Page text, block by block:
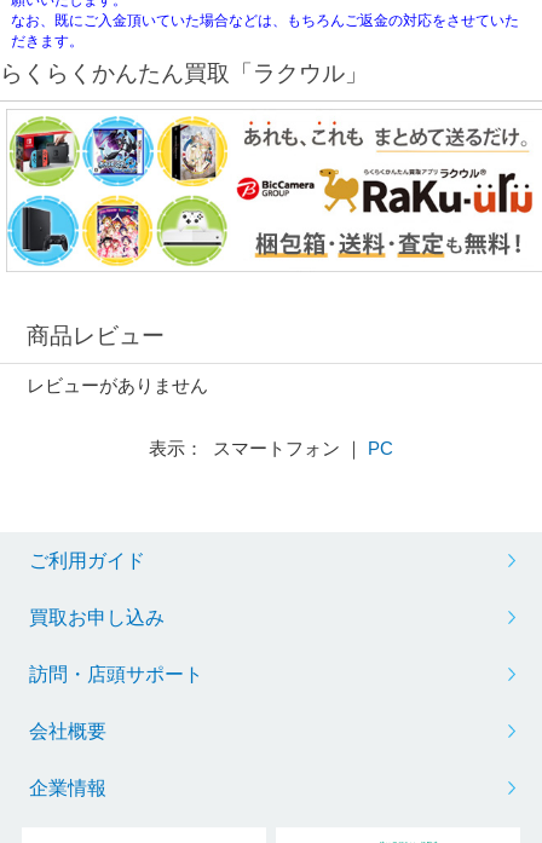
なお、既にご入金頂いていた場合などは、もちろんご返金の対応をさせていた
だきます。
らくらくかんたん買取「ラクウル」
商品レビュー
レビューがありません
表示： スマートフォン ｜ PC
ご利用ガイド
買取お申し込み
訪問・店頭サポート
会社概要
企業情報